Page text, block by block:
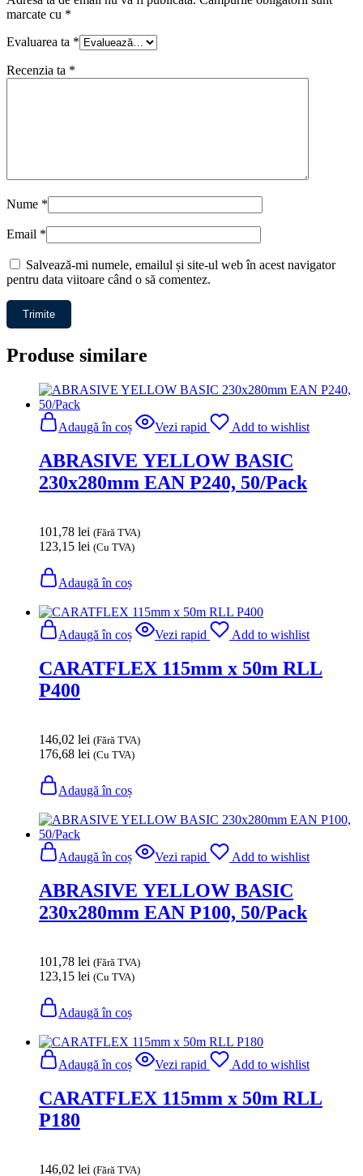
marcate cu *
Evaluarea ta *
Recenzia ta *
Nume *
Email *
Salvează-mi numele, emailul și site-ul web în acest navigator
pentru data viitoare când o să comentez.
Produse similare
Adaugă în coș Vezi rapid Add to wishlist
ABRASIVE YELLOW BASIC
230x280mm EAN P240, 50/Pack
101,78 lei (Fără TVA)
123,15 lei (Cu TVA)
Adaugă în coș
Adaugă în coș Vezi rapid Add to wishlist
CARATFLEX 115mm x 50m RLL
P400
146,02 lei (Fără TVA)
176,68 lei (Cu TVA)
Adaugă în coș
Adaugă în coș Vezi rapid Add to wishlist
ABRASIVE YELLOW BASIC
230x280mm EAN P100, 50/Pack
101,78 lei (Fără TVA)
123,15 lei (Cu TVA)
Adaugă în coș
Adaugă în coș Vezi rapid Add to wishlist
CARATFLEX 115mm x 50m RLL
P180
146,02 lei (Fără TVA)